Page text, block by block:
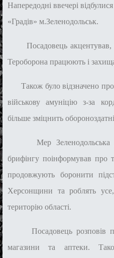
Напередодні ввечері
«Градів» м.Зеленодольськ.
Посадовець акцентував,
Тероборона працюють і
Також було відзначено
військову амуніцію з-за
більше зміцнить
Мер Зеленодольська
брифінгу поінформував про
продовжують боронити
Херсонщини та роблять
територію області.
Посадовець розповів
магазини та аптеки.